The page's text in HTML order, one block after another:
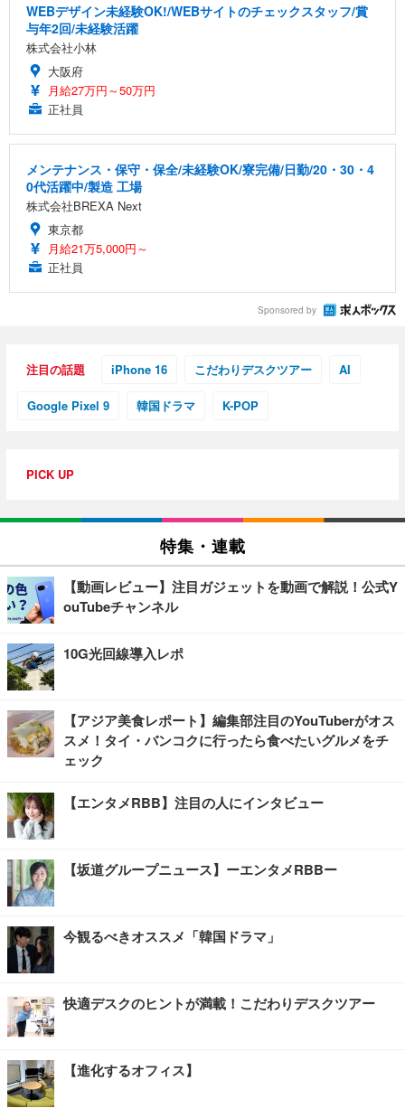
WEBデザイン未経験OK!/WEBサイトのチェックスタッフ/賞
与年2回/未経験活躍
株式会社小林
大阪府
月給27万円～50万円
正社員
メンテナンス・保守・保全/未経験OK/寮完備/日勤/20・30・4
0代活躍中/製造 工場
株式会社BREXA Next
東京都
月給21万5,000円～
正社員
Sponsored by
注目の話題 iPhone 16 こだわりデスクツアー AI
Google Pixel 9 韓国ドラマ K-POP
PICK UP
特集・連載
【動画レビュー】注目ガジェットを動画で解説！公式Y
ouTubeチャンネル
10G光回線導入レポ
【アジア美食レポート】編集部注目のYouTuberがオス
スメ！タイ・バンコクに行ったら食べたいグルメをチ
ェック
【エンタメRBB】注目の人にインタビュー
【坂道グループニュース】ーエンタメRBBー
今観るべきオススメ「韓国ドラマ」
快適デスクのヒントが満載！こだわりデスクツアー
【進化するオフィス】